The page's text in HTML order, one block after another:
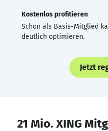
Kostenlos profitieren
Schon als Basis-Mitglied
deutlich optimieren.
Jetzt
21 Mio. XING